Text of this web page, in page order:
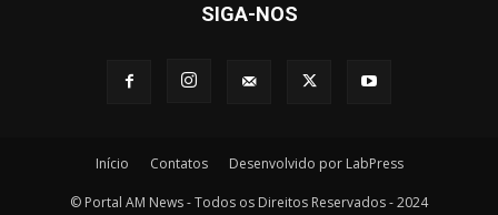
SIGA-NOS
Início Contatos Desenvolvido por LabPress
© Portal AM News - Todos os Direitos Reservados - 2024